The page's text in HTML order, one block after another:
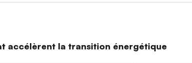
accélèrent la transition énergétique